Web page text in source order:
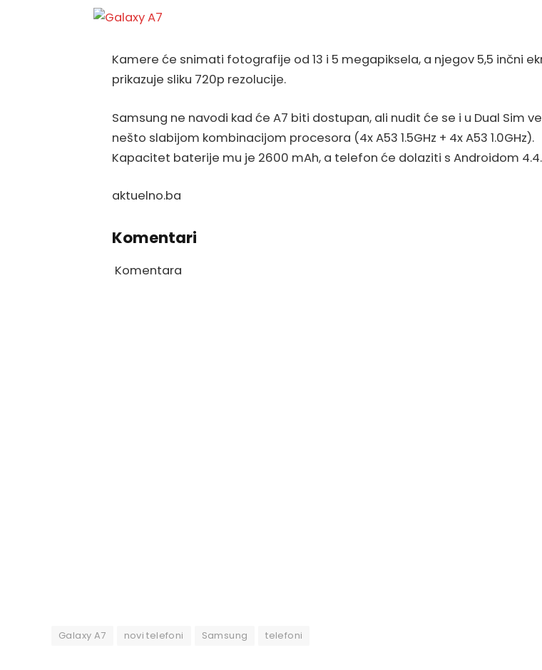
Kamere će snimati fotografije od 13 i 5 megapiksela, a njegov 5,5 inčni
prikazuje sliku 720p rezolucije.
Samsung ne navodi kad će A7 biti dostupan, ali nudit će se i u Dual Sim
nešto slabijom kombinacijom procesora (4x A53 1.5GHz + 4x A53 1.0GHz).
Kapacitet baterije mu je 2600 mAh, a telefon će dolaziti s Androidom 4.4.
aktuelno.ba
Komentari
Komentara
Galaxy A7 novi telefoni Samsung telefoni